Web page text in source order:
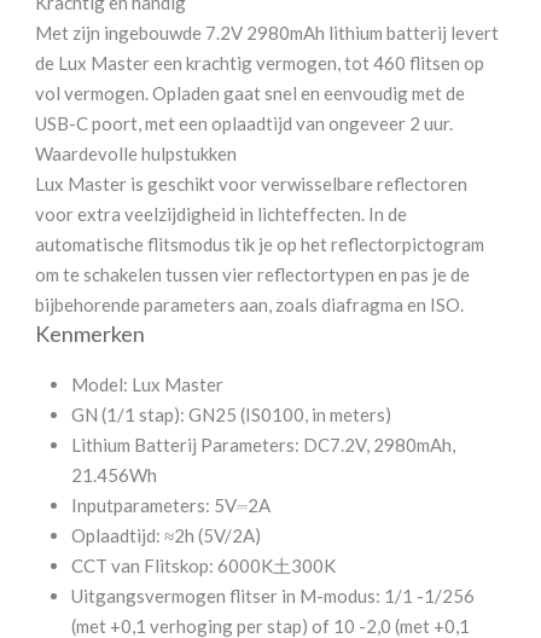
Met zijn ingebouwde 7.2V 2980mAh lithium batterij levert
de Lux Master een krachtig vermogen, tot 460 flitsen op
vol vermogen. Opladen gaat snel en eenvoudig met de
USB-C poort, met een oplaadtijd van ongeveer 2 uur.
Waardevolle hulpstukken
Lux Master is geschikt voor verwisselbare reflectoren
voor extra veelzijdigheid in lichteffecten. In de
automatische flitsmodus tik je op het reflectorpictogram
om te schakelen tussen vier reflectortypen en pas je de
bijbehorende parameters aan, zoals diafragma en ISO.
Kenmerken
Model: Lux Master
GN (1/1 stap): GN25 (IS0100, in meters)
Lithium Batterij Parameters: DC7.2V, 2980mAh,
21.456Wh
Inputparameters: 5V⎓2A
Oplaadtijd: ≈2h (5V/2A)
CCT van Flitskop: 6000K土300K
Uitgangsvermogen flitser in M-modus: 1/1 -1/256
(met +0,1 verhoging per stap) of 10 -2,0 (met +0,1